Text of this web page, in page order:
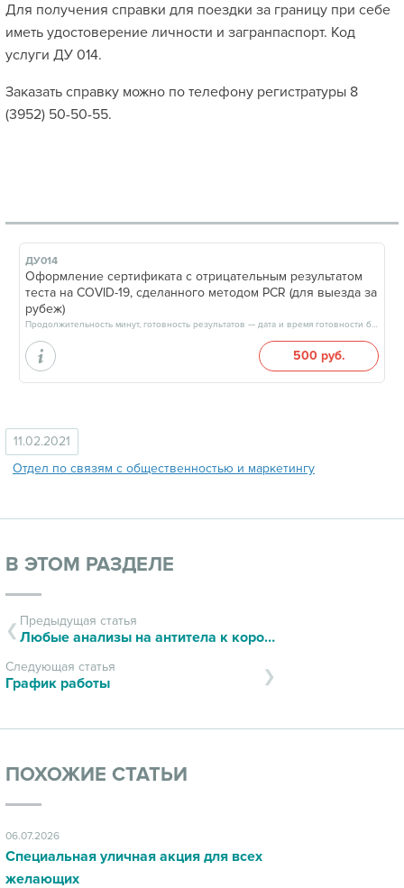
Для получения справки для поездки за границу при себе
иметь удостоверение личности и загранпаспорт. Код
услуги ДУ 014.
Заказать справку можно по телефону регистратуры 8
(3952) 50-50-55.
ДУ014
Оформление сертификата с отрицательным результатом
теста на COVID-19, сделанного методом PCR (для выезда за
рубеж)
Продолжительность минут, готовность результатов — дата и время готовности будут сообщены врачом в день приёма
500 руб.
11.02.2021
Отдел по связям с общественностью и маркетингу
В ЭТОМ РАЗДЕЛЕ
Предыдущая статья
Любые анализы на антитела к коронавирусу можно сдать в ИДЦ
Следующая статья
График работы
ПОХОЖИЕ СТАТЬИ
06.07.2026
Специальная уличная акция для всех
желающих